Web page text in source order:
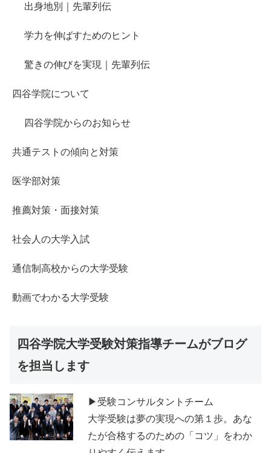
出身地別｜先輩列伝
学力を伸ばすためのヒント
驚きの伸びを実現｜先輩列伝
四谷学院について
四谷学院からのお知らせ
共通テストの傾向と対策
医学部対策
推薦対策・面接対策
社会人の大学入試
通信制高校からの大学受験
動画でわかる大学受験
四谷学院大学受験対策指導チームがブログ
を担当します
▶受験コンサルタントチーム
大学受験は夢の実現への第１歩。あな
たが合格するのための「コツ」をわか